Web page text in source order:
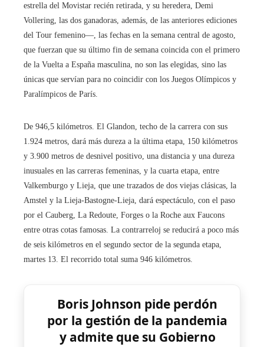
estrella del Movistar recién retirada, y su heredera, Demi
Vollering, las dos ganadoras, además, de las anteriores ediciones
del Tour femenino—, las fechas en la semana central de agosto,
que fuerzan que su último fin de semana coincida con el primero
de la Vuelta a España masculina, no son las elegidas, sino las
únicas que servían para no coincidir con los Juegos Olímpicos y
Paralímpicos de París.
De 946,5 kilómetros. El Glandon, techo de la carrera con sus
1.924 metros, dará más dureza a la última etapa, 150 kilómetros
y 3.900 metros de desnivel positivo, una distancia y una dureza
inusuales en las carreras femeninas, y la cuarta etapa, entre
Valkemburgo y Lieja, que une trazados de dos viejas clásicas, la
Amstel y la Lieja-Bastogne-Lieja, dará espectáculo, con el paso
por el Cauberg, La Redoute, Forges o la Roche aux Faucons
entre otras cotas famosas. La contrarreloj se reducirá a poco más
de seis kilómetros en el segundo sector de la segunda etapa,
martes 13. El recorrido total suma 946 kilómetros.
Boris Johnson pide perdón
por la gestión de la pandemia
y admite que su Gobierno